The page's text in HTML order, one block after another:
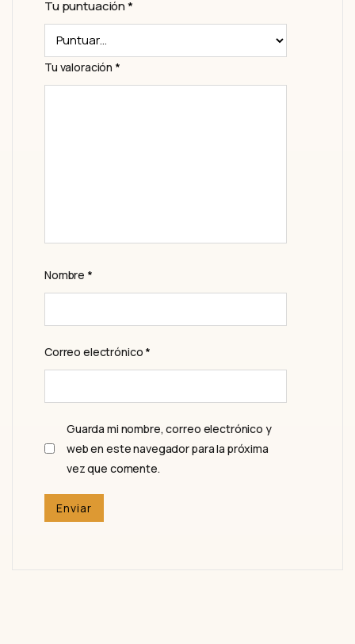
Tu puntuación*
Tu valoración *
Nombre *
Correo electrónico *
Guarda mi nombre, correo electrónico y
web en este navegador para la próxima
vez que comente.